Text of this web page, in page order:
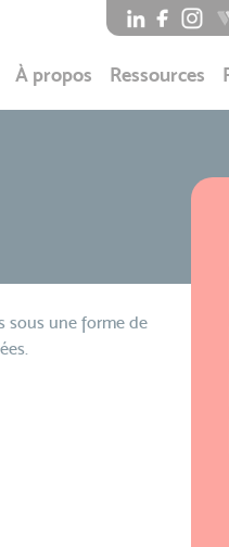
À propos Ressources
sous une forme de